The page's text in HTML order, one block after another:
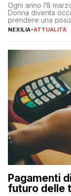
Ogni anno l’8
Donna diventa
prendere una
sua complessità e
NEXILIA-ATTUALITÀ
Pagamenti
futuro delle